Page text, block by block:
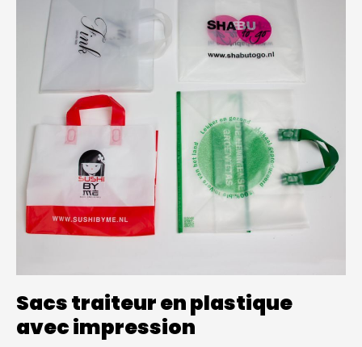
Sacs traiteur en plastique
avec impression